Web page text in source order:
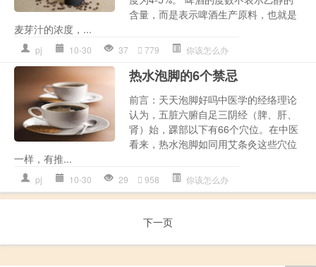
含量，而是表示啤酒生产原料，也就是
麦芽汁的浓度，...
pj 10-30 37 779 你该怎么办
热水泡脚的6个禁忌
前言：天天泡脚好吗中医学的经络理论
认为，五脏六腑自足三阴经（脾、肝、
肾）始，踝部以下有66个穴位。在中医
看来，热水泡脚如同用艾条灸这些穴位
一样，有推...
pj 10-30 29 958 你该怎么办
下一页